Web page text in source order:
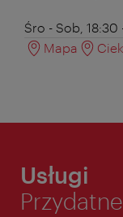
Śro - Sob,
Mapa
Usługi